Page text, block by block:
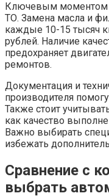
Ключевым моментом
ТО. Замена масла и
каждые 10-15 тысяч
рублей. Наличие
предохраняет
ремонтов.
Документация и
производителя
Также стоит
как качество
Важно выбирать
избежать
Сравнение с
выбрать